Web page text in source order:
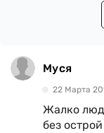
Муся
22 Марта
Жалко
без